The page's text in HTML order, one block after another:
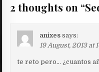
2 thoughts on “
anixes says:
19 August, 2013 at
te reto pero… ¿cuantos